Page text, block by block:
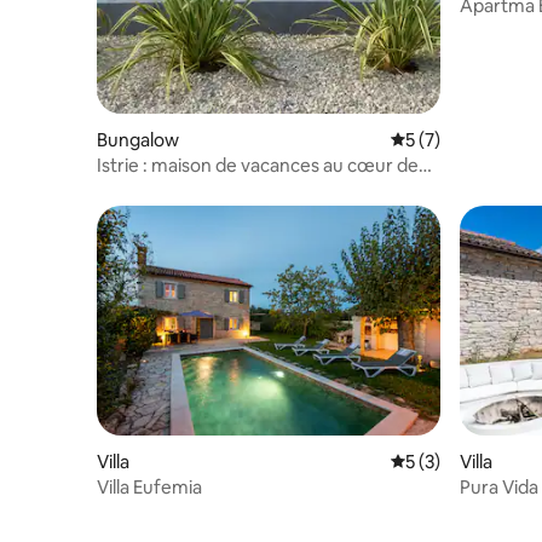
Bungalow Évaluation
5 (7)
Istrie : maison de vacances au cœur de
Apartma
Villa Évaluation
5 (3)
Villa Eufemia
Villa
Pura